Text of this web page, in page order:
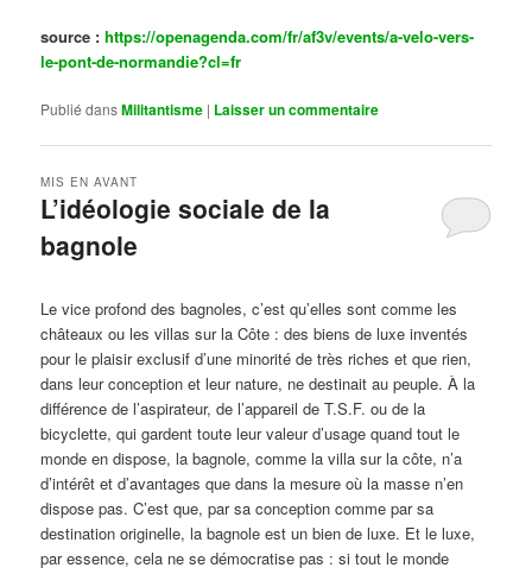
source :https://openagenda.com/fr/af3v/events/a-velo-vers-
le-pont-de-normandie?cl=fr
Publié dansMilitantisme | Laisser un commentaire
L’idéologie sociale de la
bagnole
MIS EN AVANT
Le vice profond des bagnoles, c’est qu’elles sont comme les
châteaux ou les villas sur la Côte : des biens de luxe inventés
pour le plaisir exclusif d’une minorité de très riches et que rien,
dans leur conception et leur nature, ne destinait au peuple. À la
différence de l’aspirateur, de l’appareil de T.S.F. ou de la
bicyclette, qui gardent toute leur valeur d’usage quand tout le
monde en dispose, la bagnole, comme la villa sur la côte, n’a
d’intérêt et d’avantages que dans la mesure où la masse n’en
dispose pas. C’est que, par sa conception comme par sa
destination originelle, la bagnole est un bien de luxe. Et le luxe,
par essence, cela ne se démocratise pas : si tout le monde